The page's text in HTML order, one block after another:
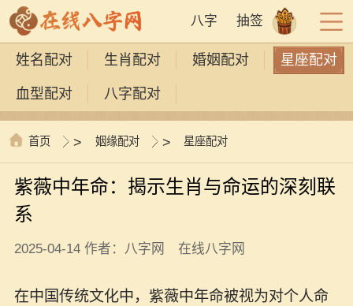
八字 抽签
姓名配对 生肖配对 婚姻配对 星座配对
血型配对 八字配对
首页 > 姻缘配对 > 星座配对
紫薇中年命：揭示生肖与命运的深刻联
系
2025-04-14 作者：八字网 在线八字网
在中国传统文化中，紫薇中年命被视为对个人命